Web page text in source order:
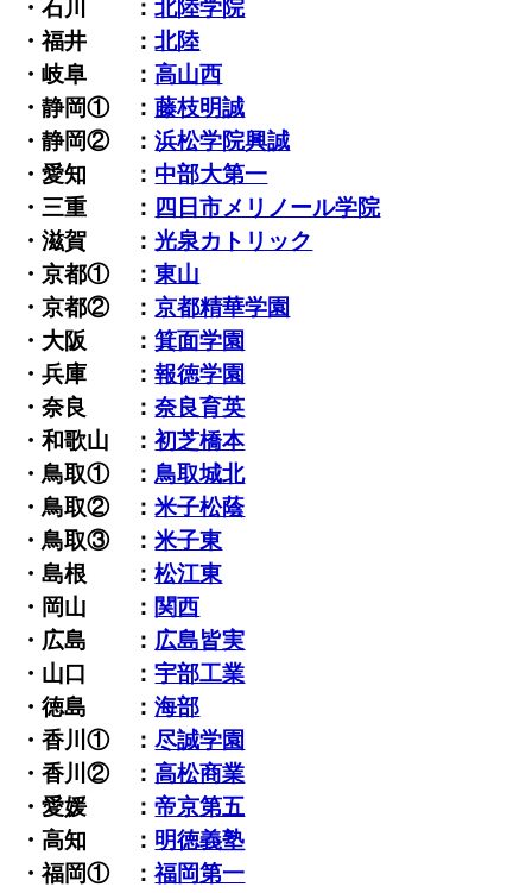
・石川 ：北陸学院
・福井 ：北陸
・岐阜 ：高山西
・静岡① ：藤枝明誠
・静岡② ：浜松学院興誠
・愛知 ： 中部大第一
・三重 ： 四日市メリノール学院
・滋賀 ：光泉カトリック
・京都① ：東山
・京都② ：京都精華学園
・大阪 ：箕面学園
・兵庫 ：報徳学園
・奈良 ：奈良育英
・和歌山 ：初芝橋本
・鳥取① ： 鳥取城北
・鳥取② ：米子松蔭
・鳥取③ ：米子東
・島根 ：松江東
・岡山 ： 関西
・広島 ： 広島皆実
・山口 ：宇部工業
・徳島 ：海部
・香川① ：尽誠学園
・香川② ：高松商業
・愛媛 ：帝京第五
・高知 ： 明徳義塾
・福岡① ：福岡第一